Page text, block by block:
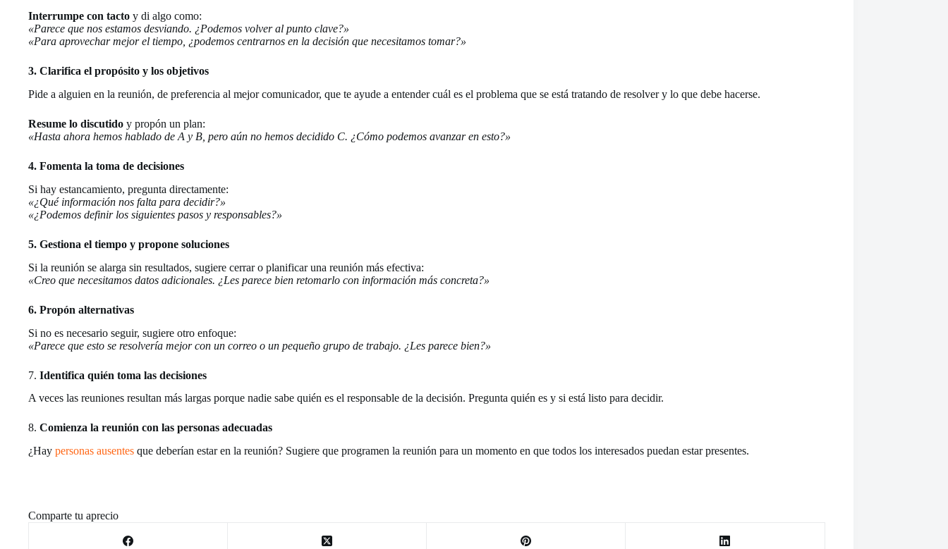
Interrumpe con tacto y di algo como:
«Parece que nos estamos desviando. ¿Podemos volver al punto clave?»
«Para aprovechar mejor el tiempo, ¿podemos centrarnos en la decisión que necesitamos tomar?»
3. Clarifica el propósito y los objetivos
Pide a alguien en la reunión, de preferencia al mejor comunicador, que te ayude a entender cuál es el problema que se está tratando de resolver y lo que debe hacerse.
Resume lo discutido y propón un plan:
«Hasta ahora hemos hablado de A y B, pero aún no hemos decidido C. ¿Cómo podemos avanzar en esto?»
4. Fomenta la toma de decisiones
Si hay estancamiento, pregunta directamente:
«¿Qué información nos falta para decidir?»
«¿Podemos definir los siguientes pasos y responsables?»
5. Gestiona el tiempo y propone soluciones
Si la reunión se alarga sin resultados, sugiere cerrar o planificar una reunión más efectiva:
«Creo que necesitamos datos adicionales. ¿Les parece bien retomarlo con información más concreta?»
6. Propón alternativas
Si no es necesario seguir, sugiere otro enfoque:
«Parece que esto se resolvería mejor con un correo o un pequeño grupo de trabajo. ¿Les parece bien?»
7. Identifica quién toma las decisiones
A veces las reuniones resultan más largas porque nadie sabe quién es el responsable de la decisión. Pregunta quién es y si está listo para decidir.
8. Comienza la reunión con las personas adecuadas
¿Hay personas ausentes que deberían estar en la reunión? Sugiere que programen la reunión para un momento en que todos los interesados puedan estar presentes.
Comparte tu aprecio